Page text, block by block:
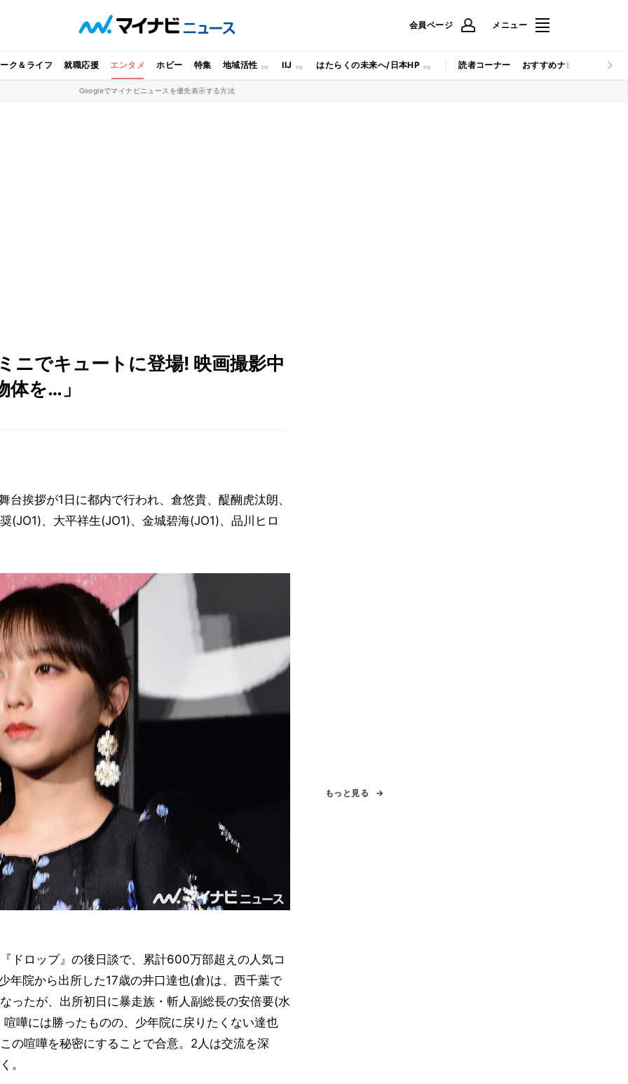
会員ページ メニュー
ク＆ライフ 就職応援 エンタメ ホビー 特集 地域活性 IIJ はたらくの未来へ/日本HP 読者コーナー おすすめナビ マイナビ
Googleでマイナビニュースを優先表示する方法
ニでキュートに登場! 映画撮影中
体を…」
台挨拶が1日に都内で行われ、倉悠貴、醍醐虎汰朗、
(JO1)、大平祥生(JO1)、金城碧海(JO1)、品川ヒロ
ドロップ』の後日談で、累計600万部超えの人気コ
年院から出所した17歳の井口達也(倉)は、西千葉で
ったが、出所初日に暴走族・斬人副総長の安倍要(水
嘩には勝ったものの、少年院に戻りたくない達也
の喧嘩を秘密にすることで合意。2人は交流を深
。
もっと見る